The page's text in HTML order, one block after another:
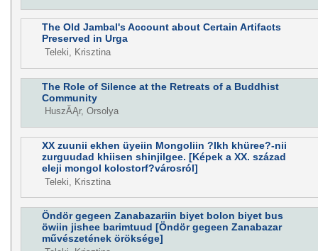
The Old Jambal's Account about Certain Artifacts
Preserved in Urga
Teleki, Krisztina
The Role of Silence at the Retreats of a Buddhist
Community
HuszĂĄr, Orsolya
XX zuunii ekhen üyeiin Mongoliin ?Ikh khüree?-nii
zurguudad khiisen shinjilgee. [Képek a XX. század
eleji mongol kolostorf?városról]
Teleki, Krisztina
Öndör gegeen Zanabazariin biyet bolon biyet bus
öwiin jishee barimtuud [Öndör gegeen Zanabazar
művészetének öröksége]